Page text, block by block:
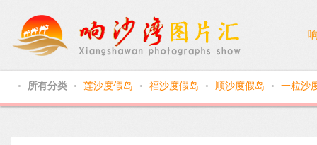
● 所有分类 ● 莲沙度假岛 ● 福沙度假岛 ● 顺沙度假岛 ● 一粒沙